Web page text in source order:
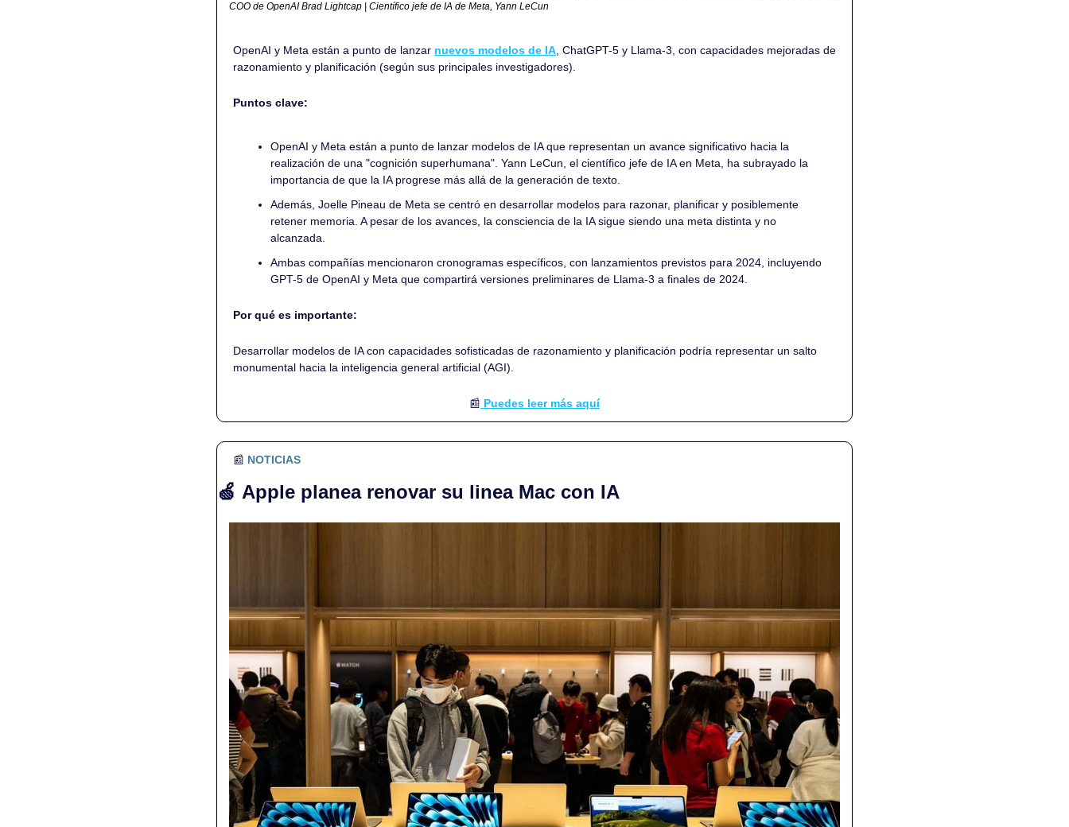
COO de OpenAI Brad Lightcap | Científico jefe de IA de Meta, Yann LeCun
OpenAI y Meta están a punto de lanzar nuevos modelos de IA , ChatGPT-5 y Llama-3, con capacidades mejoradas de
razonamiento y planificación (según sus principales investigadores).
Puntos clave:
OpenAI y Meta están a punto de lanzar modelos de IA que representan un avance significativo hacia la
realización de una "cognición superhumana". Yann LeCun, el científico jefe de IA en Meta, ha subrayado la
importancia de que la IA progrese más allá de la generación de texto.
Además, Joelle Pineau de Meta se centró en desarrollar modelos para razonar, planificar y posiblemente
retener memoria. A pesar de los avances, la consciencia de la IA sigue siendo una meta distinta y no
alcanzada.
Ambas compañías mencionaron cronogramas específicos, con lanzamientos previstos para 2024, incluyendo
GPT-5 de OpenAI y Meta que compartirá versiones preliminares de Llama-3 a finales de 2024.
Por qué es importante:
Desarrollar modelos de IA con capacidades sofisticadas de razonamiento y planificación podría representar un salto
monumental hacia la inteligencia general artificial (AGI).
📰 Puedes leer más aquí
📰 NOTICIAS
🍏 Apple planea renovar su linea Mac con IA